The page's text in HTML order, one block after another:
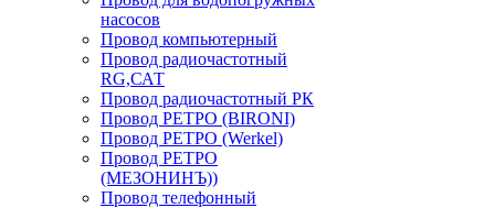
насосов
Провод компьютерный
Провод радиочастотный
RG,САТ
Провод радиочастотный РК
Провод РЕТРО (BIRONI)
Провод РЕТРО (Werkel)
Провод РЕТРО
(МЕЗОНИНЪ))
Провод телефонный